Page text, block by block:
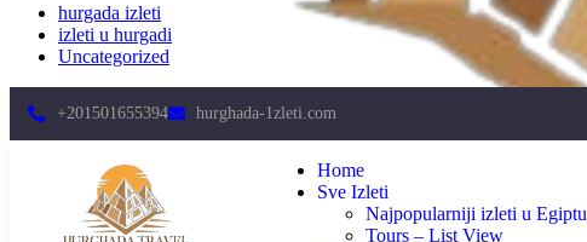
hurgada izleti
izleti u hurgadi
Uncategorized
+201501655394 hurghada-1zleti.com
Home
Sve Izleti
Najpopularniji izleti u Egiptu
Tours – List View